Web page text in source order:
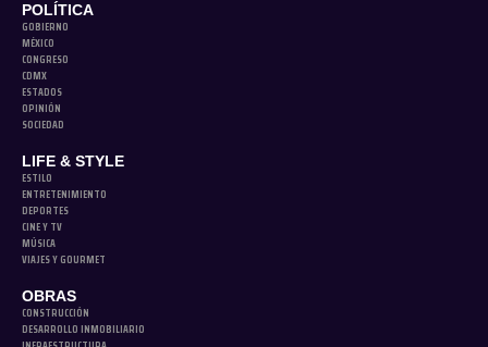
POLÍTICA
GOBIERNO
MÉXICO
CONGRESO
CDMX
ESTADOS
OPINIÓN
SOCIEDAD
LIFE & STYLE
ESTILO
ENTRETENIMIENTO
DEPORTES
CINE Y TV
MÚSICA
VIAJES Y GOURMET
OBRAS
CONSTRUCCIÓN
DESARROLLO INMOBILIARIO